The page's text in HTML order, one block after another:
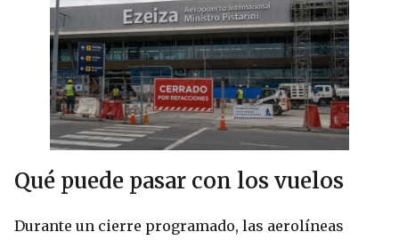
Qué puede pasar con los vuelos
Durante un cierre programado, las aerolíneas